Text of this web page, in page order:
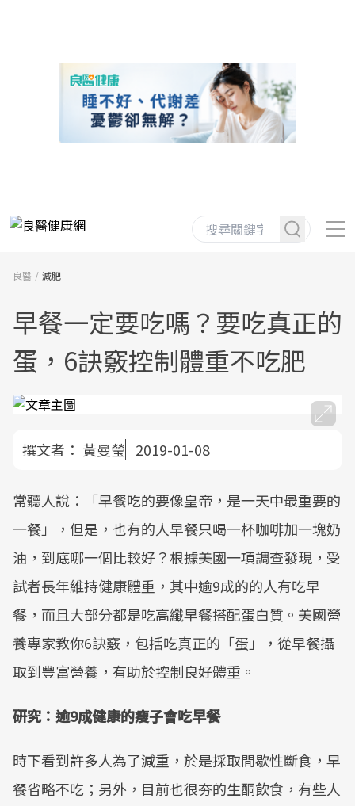
良醫 減肥
早餐一定要吃嗎？要吃真正的
蛋，6訣竅控制體重不吃肥
撰文者： 黃曼瑩 2019-01-08
常聽人說：「早餐吃的要像皇帝，是一天中最重要的
一餐」，但是，也有的人早餐只喝一杯咖啡加一塊奶
油，到底哪一個比較好？根據美國一項調查發現，受
試者長年維持健康體重，其中逾9成的的人有吃早
餐，而且大部分都是吃高纖早餐搭配蛋白質。美國營
養專家教你6訣竅，包括吃真正的「蛋」，從早餐攝
取到豐富營養，有助於控制良好體重。
研究：逾9成健康的瘦子會吃早餐
時下看到許多人為了減重，於是採取間歇性斷食，早
餐省略不吃；另外，目前也很夯的生酮飲食，有些人